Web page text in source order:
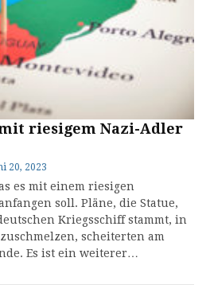
riesigem Nazi-Adler
20, 2023
es mit einem riesigen
soll. Pläne, die Statue,
Kriegsschiff stammt, in
scheiterten am
Es ist ein weiterer…